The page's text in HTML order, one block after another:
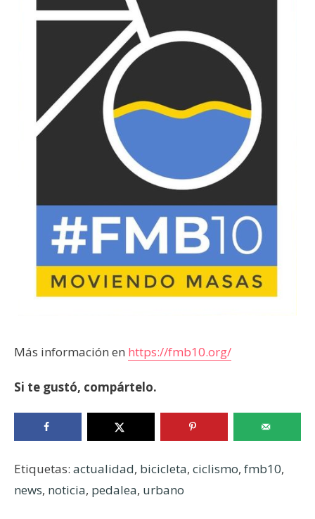
Más información en https://fmb10.org/
Si te gustó, compártelo.
Etiquetas: actualidad, bicicleta, ciclismo, fmb10,
news, noticia, pedalea, urbano